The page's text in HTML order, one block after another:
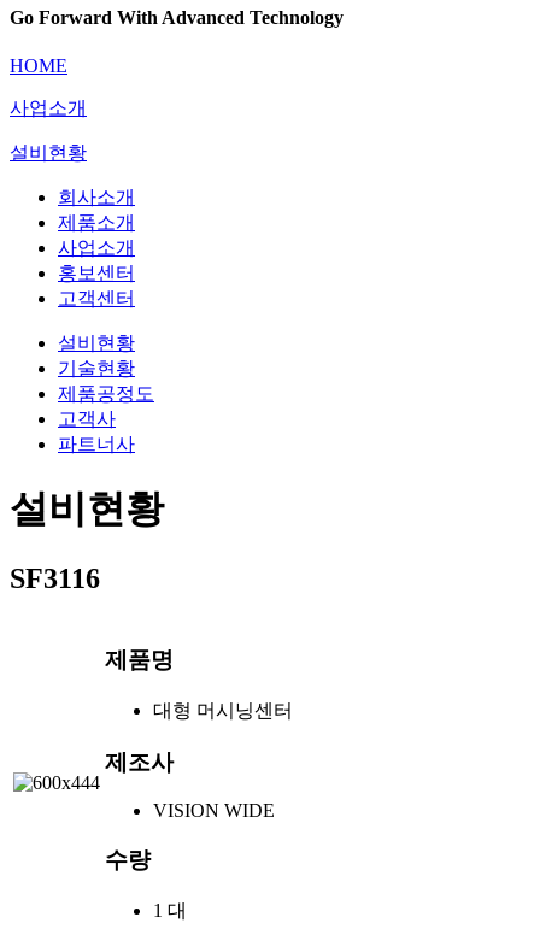
Go Forward With Advanced Technology
HOME
사업소개
설비현황
회사소개
제품소개
사업소개
홍보센터
고객센터
설비현황
기술현황
제품공정도
고객사
파트너사
설비현황
SF3116
제품명
대형 머시닝센터
제조사
VISION WIDE
수량
1 대